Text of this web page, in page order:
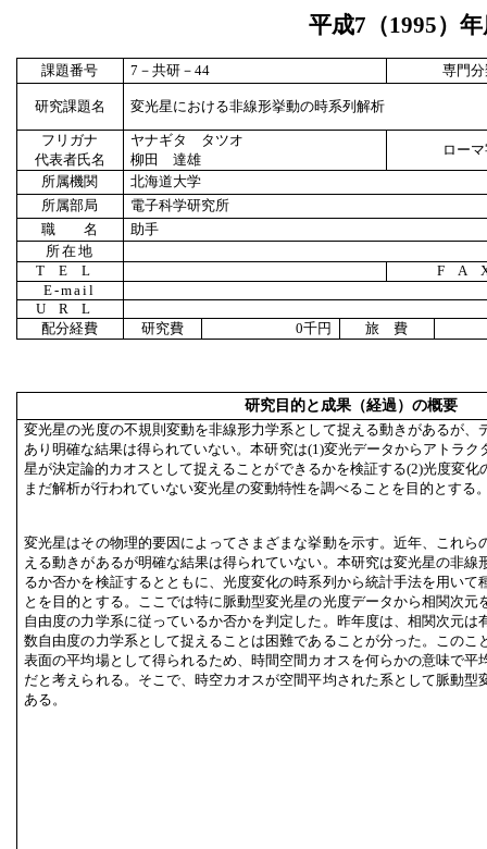
平成7 （1995）
課題番号 7 －共研－44 専門
研究課題名 変光星における非線形挙動の時系列解析
フリガナ
代表者氏名
ヤナギタ タツオ
柳田 達雄
ロー
所属機関
北海道大学
所属部局
電子科学研究所
職 名
助手
所在地
TEL
E-mail
URL
配分経費
研究費 0千円 旅 費
研究目的と成果（経過）の概要
変光星の光度の不規則変動を非線形力学系として捉える動きがあるが、
あり明確な結果は得られていない。本研究は(1)変光データからアトラク
星が決定論的カオスとして捉えることができるかを検証する(2)光度変化
まだ解析が行われていない変光星の変動特性を調べることを目的とする
変光星はその物理的要因によってさまざまな挙動を示す。近年、これら
える動きがあるが明確な結果は得られていない。本研究は変光星の非線
るか否かを検証するとともに、光度変化の時系列から統計手法を用いて
とを目的とする。ここでは特に脈動型変光星の光度データから相関次元
自由度の力学系に従っているか否かを判定した。昨年度は、相関次元は
数自由度の力学系として捉えることは困難であることが分った。このこ
表面の平均場として得られるため、時間空間カオスを何らかの意味で平
だと考えられる。そこで、時空カオスが空間平均された系として脈動型
ある。